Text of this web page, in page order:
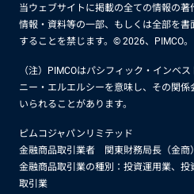
当ウェブサイトに掲載の全ての情報の著
情報・資料等の一部、もしくは全部を
することを禁じます。© 2026、PIMCO。
（注）PIMCOはパシフィック・インベ
ニー・エルエルシーを意味し、その関
いられることがあります。
ピムコジャパンリミテッド
金融商品取引業者 関東財務局長（金商
金融商品取引業の種別：投資運用業、
取引業